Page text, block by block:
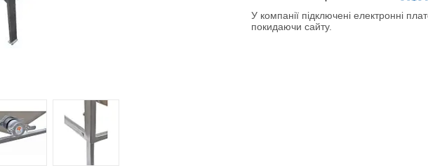
У компанії підключені електронні
покидаючи сайту.